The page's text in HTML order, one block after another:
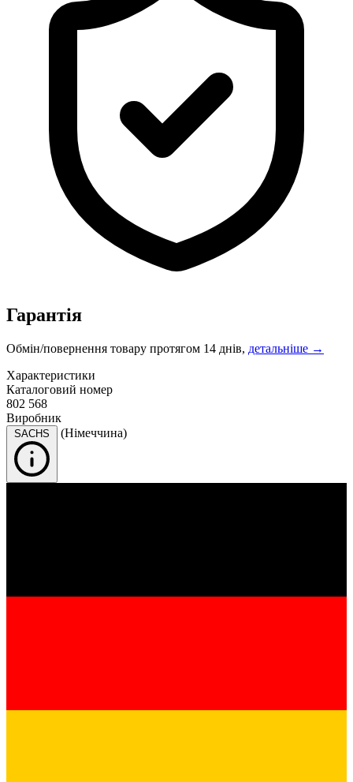
Гарантія
Обмін/повернення товару протягом 14 днів, детальніше →
Характеристики
Каталоговий номер
802 568
Виробник
(Німеччина)